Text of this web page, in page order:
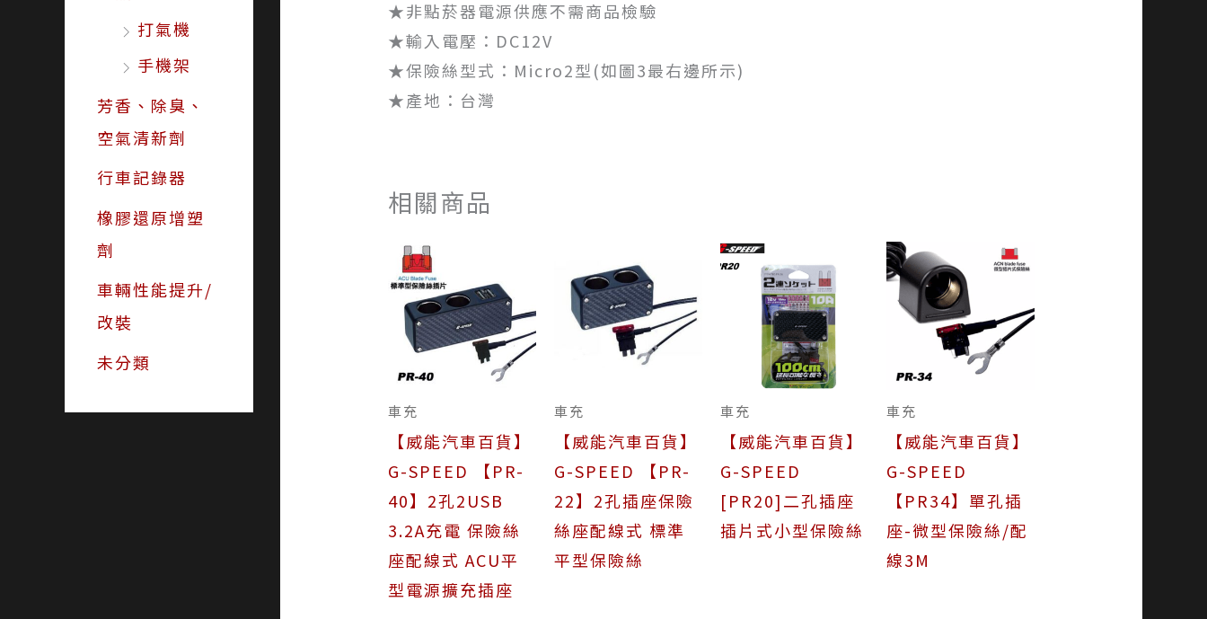
打氣機
手機架
芳香、除臭、
空氣清新劑
行車記錄器
橡膠還原增塑
劑
車輛性能提升/
改裝
未分類
★非點菸器電源供應不需商品檢驗
★輸入電壓：DC12V
★保險絲型式：Micro2型(如圖3最右邊所示)
★產地：台灣
相關商品
車充
【威能汽車百貨】
G-SPEED 【PR-
40】2孔2USB
3.2A充電 保險絲
座配線式 ACU平
型電源擴充插座
車充
【威能汽車百貨】
G-SPEED 【PR-
22】2孔插座保險
絲座配線式 標準
平型保險絲
車充
【威能汽車百貨】
G-SPEED
[PR20]二孔插座
插片式小型保險絲
車充
【威能汽車百貨】
G-SPEED
【PR34】單孔插
座-微型保險絲/配
線3M